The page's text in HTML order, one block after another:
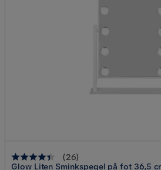
(26)
Glow Liten Sminkspegel på fot 36,5